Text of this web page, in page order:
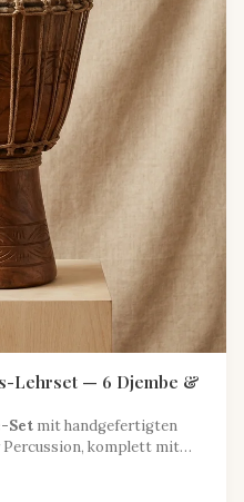
Lehrset — 6 Djembe &
Set mit handgefertigten
Percussion, komplett mit